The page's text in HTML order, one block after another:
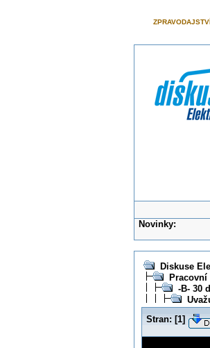
Novinky:
Diskuse
Pracovní
-B- 30
Stran: [1]